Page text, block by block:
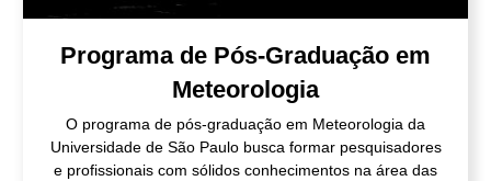
Programa de Pós-Graduação em
Meteorologia
O programa de pós-graduação em Meteorologia da
Universidade de São Paulo busca formar pesquisadores
e profissionais com sólidos conhecimentos na área das